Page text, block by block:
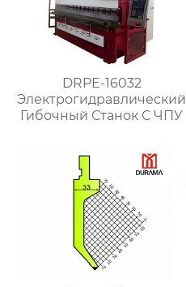
DRPE-16032
Электрогидравлический
Гибочный Станок С ЧПУ